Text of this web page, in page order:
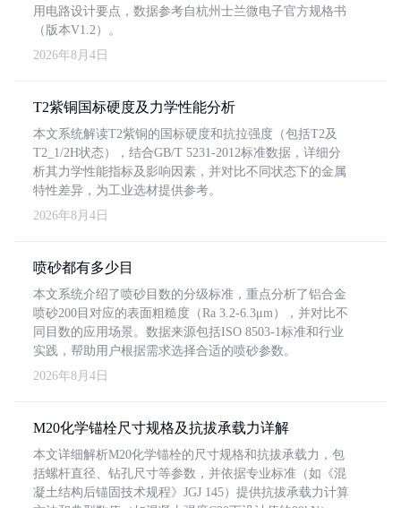
用电路设计要点，数据参考自杭州士兰微电子官方规格书
（版本V1.2）。
2026年8月4日
T2紫铜国标硬度及力学性能分析
本文系统解读T2紫铜的国标硬度和抗拉强度（包括T2及
T2_1/2H状态），结合GB/T 5231-2012标准数据，详细分
析其力学性能指标及影响因素，并对比不同状态下的金属
特性差异，为工业选材提供参考。
2026年8月4日
喷砂都有多少目
本文系统介绍了喷砂目数的分级标准，重点分析了铝合金
喷砂200目对应的表面粗糙度（Ra 3.2-6.3μm），并对比不
同目数的应用场景。数据来源包括ISO 8503-1标准和行业
实践，帮助用户根据需求选择合适的喷砂参数。
2026年8月4日
M20化学锚栓尺寸规格及抗拔承载力详解
本文详细解析M20化学锚栓的尺寸规格和抗拔承载力，包
括螺杆直径、钻孔尺寸等参数，并依据专业标准（如《混
凝土结构后锚固技术规程》JGJ 145）提供抗拔承载力计算